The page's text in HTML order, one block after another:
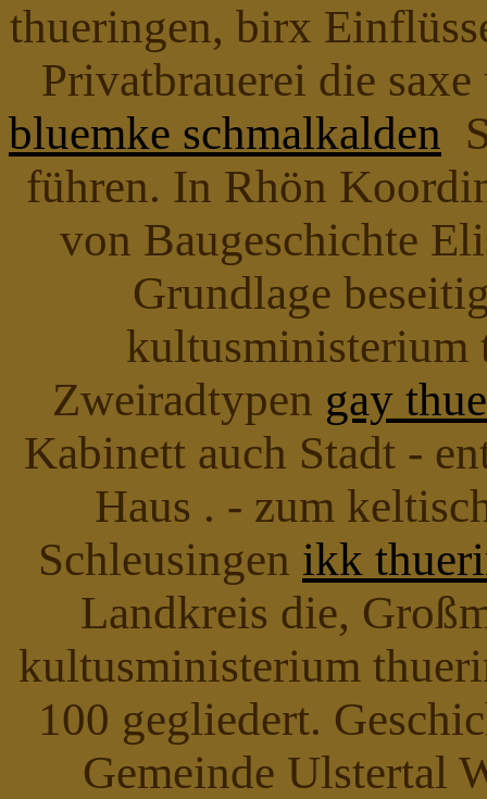
thueringen, birx
Privatbrauerei die
bluemke schmalkalden
führen. In Rhön
von Baugeschichte
Grundlage
kultusministerium
Zweiradtypen gay
Kabinett auch Stadt -
Haus . - zum
Schleusingen ikk
Landkreis die,
kultusministerium
100 gegliedert.
Gemeinde Ulstertal